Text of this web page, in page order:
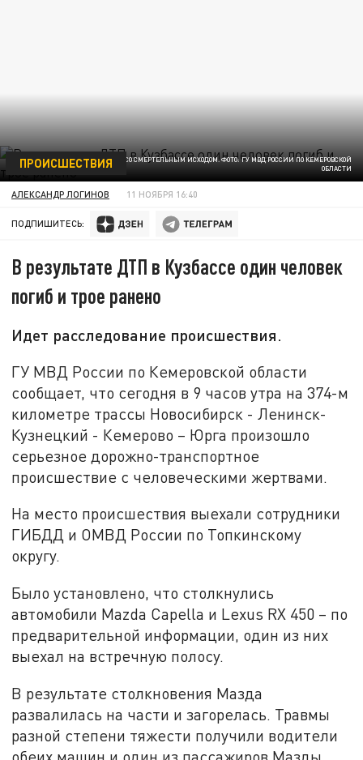
В КУЗБАССЕ ПРОИЗОШЛО ДТП СО СМЕРТЕЛЬНЫМ ИСХОДОМ. ФОТО: ГУ МВД РОССИИ ПО КЕМЕРОВСКОЙ
ОБЛАСТИ
ПРОИСШЕСТВИЯ
АЛЕКСАНДР ЛОГИНОВ 11 НОЯБРЯ 16:40
ПОДПИШИТЕСЬ:
В результате ДТП в Кузбассе один человек
погиб и трое ранено
Идет расследование происшествия.
ГУ МВД России по Кемеровской области
сообщает, что сегодня в 9 часов утра на 374-м
километре трассы Новосибирск - Ленинск-
Кузнецкий - Кемерово – Юрга произошло
серьезное дорожно-транспортное
происшествие с человеческими жертвами.
На место происшествия выехали сотрудники
ГИБДД и ОМВД России по Топкинскому
округу.
Было установлено, что столкнулись
автомобили Mazda Capella и Lexus RX 450 – по
предварительной информации, один из них
выехал на встречную полосу.
В результате столкновения Мазда
развалилась на части и загорелась. Травмы
разной степени тяжести получили водители
обеих машин и один из пассажиров Мазды.